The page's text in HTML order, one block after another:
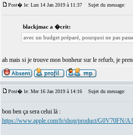
Post� le: Lun 14 Jan 2019 à 11:37 Sujet du message:
blackjmac a �crit:
avec un budget préparé, pourquoi ne pas
ah mais si je trouve mon bonheur sur le refurb, je
Post� le: Mer 16 Jan 2019 à 14:16 Sujet du message:
bon ben ça sera celui là :
https://www.apple.com/fr/shop/product/G0V70FN/